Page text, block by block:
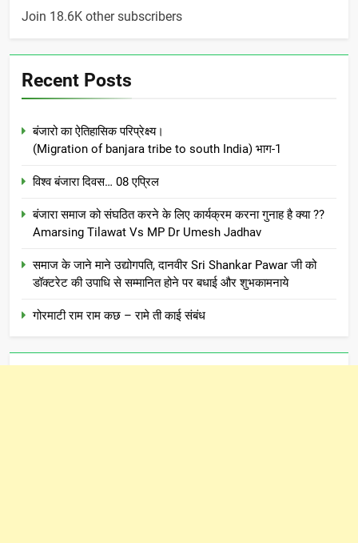
Join 18.6K other subscribers
Recent Posts
बंजारो का ऐतिहासिक परिप्रेक्ष्य।
(Migration of banjara tribe to south India) भाग-1
विश्व बंजारा दिवस… 08 एप्रिल
बंजारा समाज को संघठित करने के लिए कार्यक्रम करना गुनाह है क्या ??
Amarsing Tilawat Vs MP Dr Umesh Jadhav
समाज के जाने माने उद्योगपति, दानवीर Sri Shankar Pawar जी को
डॉक्टरेट की उपाधि से सम्मानित होने पर बधाई और शुभकामनाये
गोरमाटी राम राम कछ – रामे ती काई संबंध